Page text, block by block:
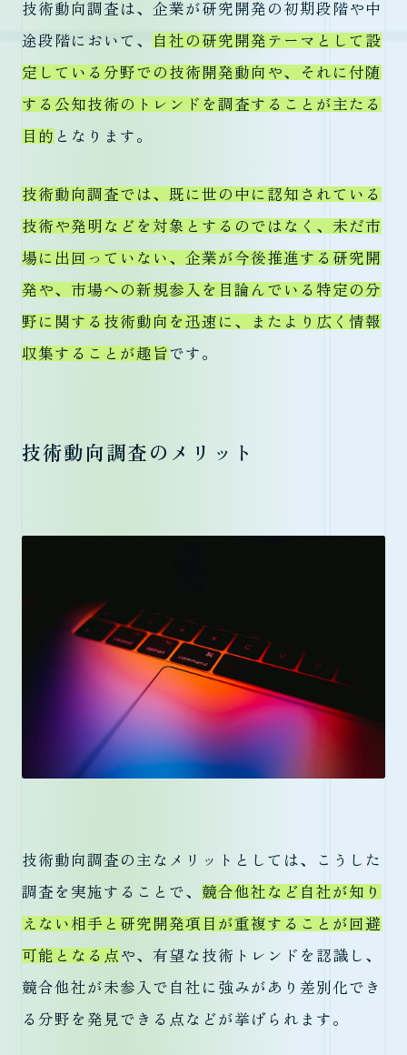
技術動向調査は、企業が研究開発の初期段階や中
途段階において、 自社の研究開発テーマとして設
定している分野での技術開発動向や、それに付随
する公知技術のトレンドを調査することが主たる
目的 となります。
技術動向調査では、既に世の中に認知されている
技術や発明などを対象とするのではなく、未だ市
場に出回っていない、企業が今後推進する研究開
発や、市場への新規参入を目論んでいる特定の分
野に関する技術動向を迅速に、またより広く情報
収集することが趣旨です。
技術動向調査のメリット
技術動向調査の主なメリットとしては、こうした
調査を実施することで、 競合他社など自社が知り
えない相手と研究開発項目が重複することが回避
可能となる点 や、有望な技術トレンドを認識し、
競合他社が未参入で自社に強みがあり差別化でき
る分野を発見できる点などが挙げられます。